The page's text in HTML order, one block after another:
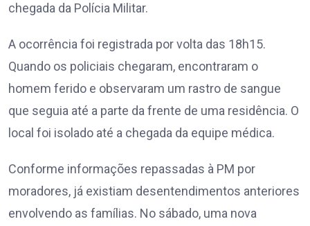
chegada da Polícia Militar.
A ocorrência foi registrada por volta das 18h15.
Quando os policiais chegaram, encontraram o
homem ferido e observaram um rastro de sangue
que seguia até a parte da frente de uma residência. O
local foi isolado até a chegada da equipe médica.
Conforme informações repassadas à PM por
moradores, já existiam desentendimentos anteriores
envolvendo as famílias. No sábado, uma nova